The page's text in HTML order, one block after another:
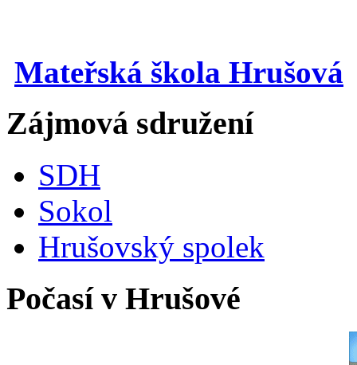
Mateřská škola Hrušová
Zájmová sdružení
SDH
Sokol
Hrušovský spolek
Počasí v Hrušové